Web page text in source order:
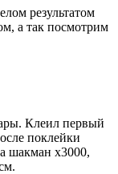
результатом
а так посмотрим
Клеил первый
поклейки
шакман х3000,